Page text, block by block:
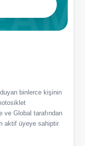
binlerce kişinin
ve Global tarafından
aktif üyeye sahiptir.